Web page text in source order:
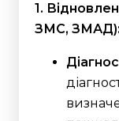
1.
ЗМС, ЗМАД):